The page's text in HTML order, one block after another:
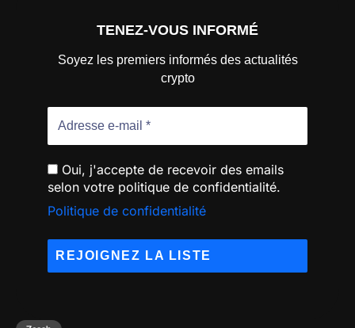
TENEZ-VOUS INFORMÉ
Soyez les premiers informés des actualités
crypto
Oui, j'accepte de recevoir des emails
selon votre politique de confidentialité.
Politique de confidentialité